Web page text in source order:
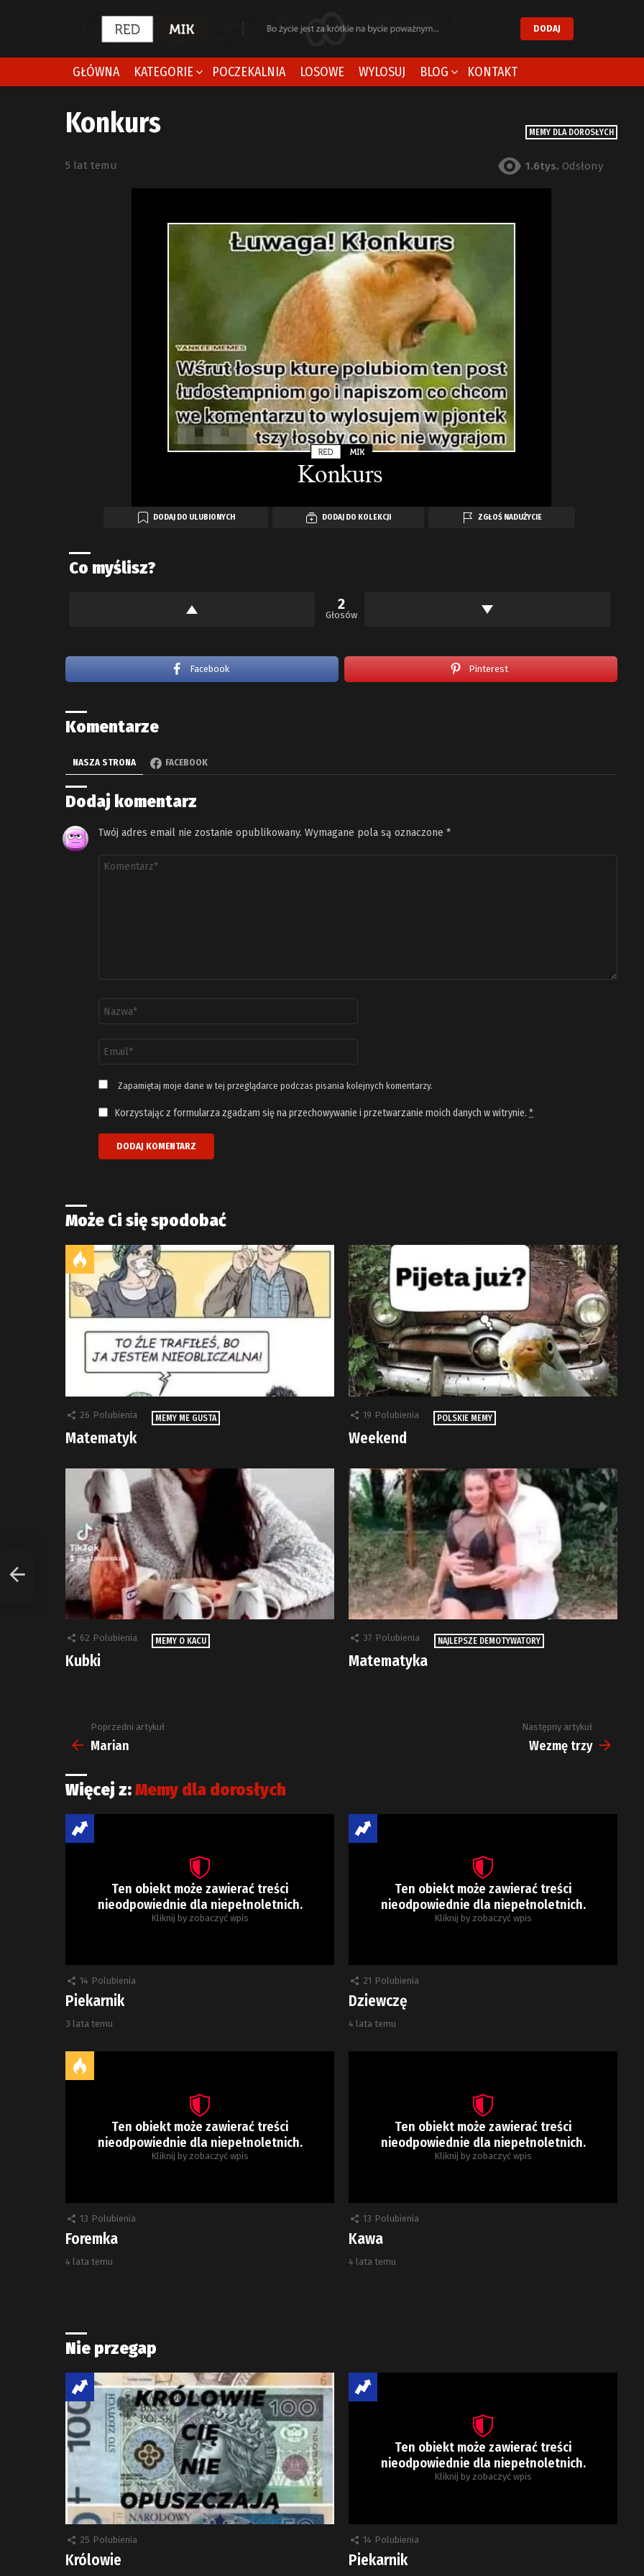
DODAJ
GŁÓWNA KATEGORIE POCZEKALNIA LOSOWE WYLOSUJ BLOG KONTAKT
MEMY DLA DOROSŁYCH
Konkurs
5 lat temu 1.6tys. Odsłony
DODAJ DO ULUBIONYCH DODAJ DO KOLEKCJI ZGŁOŚ NADUŻYCIE
Co myślisz?
2
Głosów
Facebook Pinterest
Komentarze
NASZA STRONA FACEBOOK
Dodaj komentarz
Twój adres email nie zostanie opublikowany. Wymagane pola są oznaczone *
Komentarz
email
*
Zapamiętaj moje dane w tej przeglądarce podczas pisania kolejnych komentarzy.
Korzystając z formularza zgadzam się na przechowywanie i przetwarzanie moich danych w witrynie. *
Może Ci się spodobać
26 Polubienia MEMY ME GUSTA
Matematyk
19 Polubienia POLSKIE MEMY
Weekend
62 Polubienia MEMY O KACU
Kubki
37 Polubienia NAJLEPSZE DEMOTYWATORY
Matematyka
Zobacz
więcej
Poprzedni artykuł
Marian
Następny artykuł
Wezmę trzy
Więcej z:Memy dla dorosłych
Ten obiekt może zawierać treści
nieodpowiednie dla niepełnoletnich.
Kliknij by zobaczyć wpis
14 Polubienia
Piekarnik
3 lata temu
Ten obiekt może zawierać treści
nieodpowiednie dla niepełnoletnich.
Kliknij by zobaczyć wpis
21 Polubienia
Dziewczę
4 lata temu
Ten obiekt może zawierać treści
nieodpowiednie dla niepełnoletnich.
Kliknij by zobaczyć wpis
13 Polubienia
Foremka
4 lata temu
Ten obiekt może zawierać treści
nieodpowiednie dla niepełnoletnich.
Kliknij by zobaczyć wpis
13 Polubienia
Kawa
4 lata temu
Nie przegap
25 Polubienia
Królowie
Ten obiekt może zawierać treści
nieodpowiednie dla niepełnoletnich.
Kliknij by zobaczyć wpis
14 Polubienia
Piekarnik